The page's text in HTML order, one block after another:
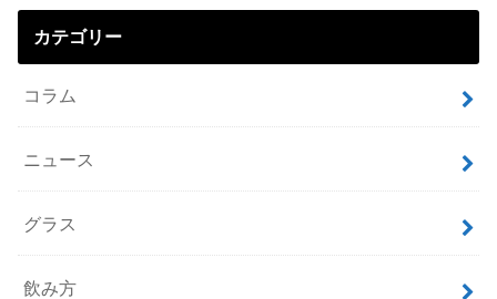
カテゴリー
コラム
ニュース
グラス
飲み方